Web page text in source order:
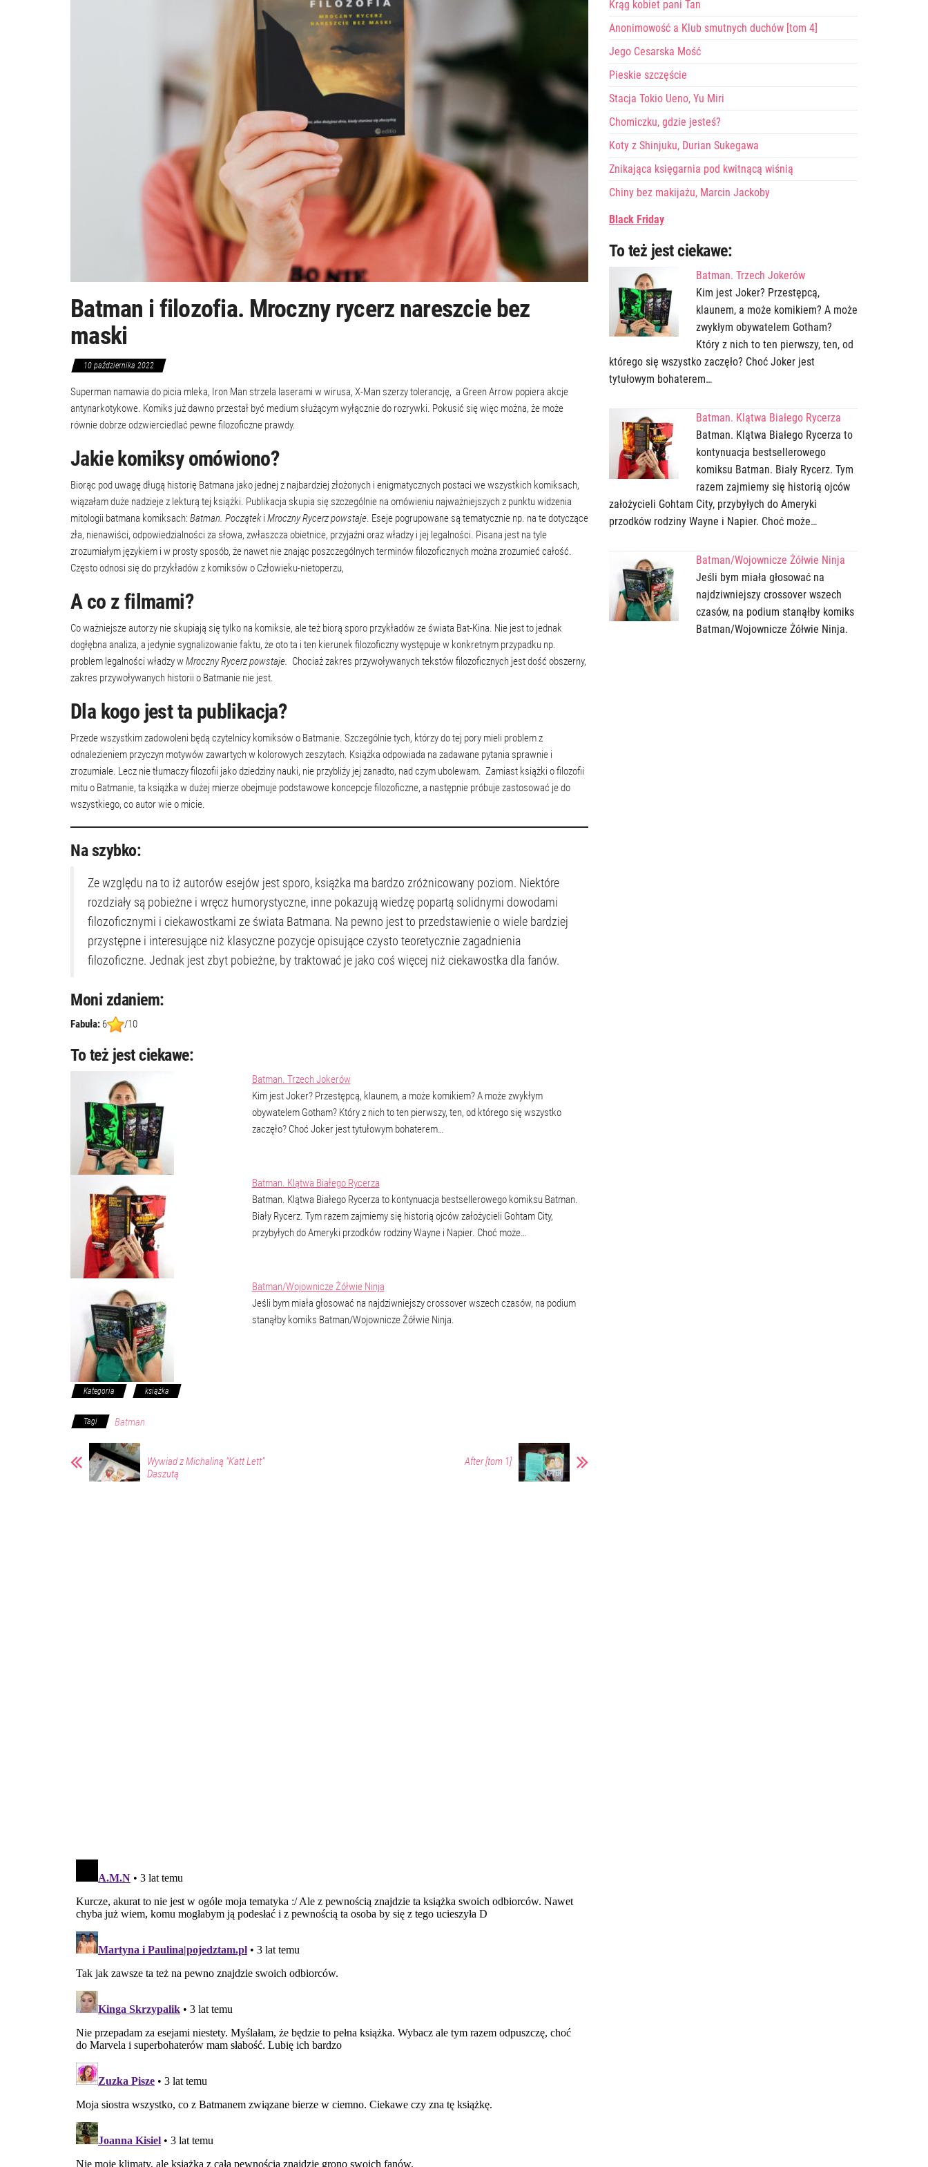
Batman i filozofia. Mroczny rycerz nareszcie bez
maski
10 października 2022
Superman namawia do picia mleka, Iron Man strzela laserami w wirusa, X-Man szerzy tolerancję, a Green Arrow popiera akcje
antynarkotykowe. Komiks już dawno przestał być medium służącym wyłącznie do rozrywki. Pokusić się więc można, że może
równie dobrze odzwierciedlać pewne filozoficzne prawdy.
Jakie komiksy omówiono?
Biorąc pod uwagę długą historię Batmana jako jednej z najbardziej złożonych i enigmatycznych postaci we wszystkich komiksach,
wiązałam duże nadzieje z lekturą tej książki. Publikacja skupia się szczególnie na omówieniu najważniejszych z punktu widzenia
mitologii batmana komiksach:Batman. Począteki Mroczny Rycerzpowstaje. Eseje pogrupowane są tematycznie np. na te dotyczące
zła, nienawiści, odpowiedzialności za słowa, zwłaszcza obietnice, przyjaźni oraz władzy i jej legalności. Pisana jest na tyle
zrozumiałym językiem i w prosty sposób, że nawet nie znając poszczególnych terminów filozoficznych można zrozumieć całość.
Często odnosi się do przykładów z komiksów o Człowieku-nietoperzu,
A co z filmami?
Co ważniejsze autorzy nie skupiają się tylko na komiksie, ale też biorą sporo przykładów ze świata Bat-Kina. Nie jest to jednak
dogłębna analiza, a jedynie sygnalizowanie faktu, że oto ta i ten kierunek filozoficzny występuje w konkretnym przypadku np.
problem legalności władzy wMroczny Rycerz powstaje. Chociaż zakres przywoływanych tekstów filozoficznych jest dość obszerny,
zakres przywoływanych historii o Batmanie nie jest.
Dla kogo jest ta publikacja?
Przede wszystkim zadowoleni będą czytelnicy komiksów o Batmanie. Szczególnie tych, którzy do tej pory mieli problem z
odnalezieniem przyczyn motywów zawartych w kolorowych zeszytach. Książka odpowiada na zadawane pytania sprawnie i
zrozumiale. Lecz nie tłumaczy filozofii jako dziedziny nauki, nie przybliży jej zanadto, nad czym ubolewam. Zamiast książki o filozofii
mitu o Batmanie, ta książka w dużej mierze obejmuje podstawowe koncepcje filozoficzne, a następnie próbuje zastosować je do
wszystkiego, co autor wie o micie.
Na szybko:
Ze względu na to iż autorów esejów jest sporo, książka ma bardzo zróżnicowany poziom. Niektóre
rozdziały są pobieżne i wręcz humorystyczne, inne pokazują wiedzę popartą solidnymi dowodami
filozoficznymi i ciekawostkami ze świata Batmana. Na pewno jest to przedstawienie o wiele bardziej
przystępne i interesujące niż klasyczne pozycje opisujące czysto teoretycznie zagadnienia
filozoficzne. Jednak jest zbyt pobieżne, by traktować je jako coś więcej niż ciekawostka dla fanów.
Moni zdaniem:
Fabuła: 6 /10
To też jest ciekawe:
Batman. Trzech Jokerów
Kim jest Joker? Przestępcą, klaunem, a może komikiem? A może zwykłym
obywatelem Gotham? Który z nich to ten pierwszy, ten, od którego się wszystko
zaczęło? Choć Joker jest tytułowym bohaterem…
Batman. Klątwa Białego Rycerza
Batman. Klątwa Białego Rycerza to kontynuacja bestsellerowego komiksu Batman.
Biały Rycerz. Tym razem zajmiemy się historią ojców założycieli Gohtam City,
przybyłych do Ameryki przodków rodziny Wayne i Napier. Choć może…
Batman/Wojownicze Żółwie Ninja
Jeśli bym miała głosować na najdziwniejszy crossover wszech czasów, na podium
stanąłby komiks Batman/Wojownicze Żółwie Ninja.
Kategoria książka
Tagi Batman
Wywiad z Michaliną “Katt Lett”
Daszutą
After [tom 1]
Krąg kobiet pani Tan
Anonimowość a Klub smutnych duchów [tom 4]
Jego Cesarska Mość
Pieskie szczęście
Stacja Tokio Ueno, Yu Miri
Chomiczku, gdzie jesteś?
Koty z Shinjuku, Durian Sukegawa
Znikająca księgarnia pod kwitnącą wiśnią
Chiny bez makijażu, Marcin Jackoby
Black Friday
To też jest ciekawe:
Batman. Trzech Jokerów
Kim jest Joker? Przestępcą,
klaunem, a może komikiem? A może
zwykłym obywatelem Gotham?
Który z nich to ten pierwszy, ten, od
którego się wszystko zaczęło? Choć Joker jest
tytułowym bohaterem…
Batman. Klątwa Białego Rycerza
Batman. Klątwa Białego Rycerza to
kontynuacja bestsellerowego
komiksu Batman. Biały Rycerz. Tym
razem zajmiemy się historią ojców
założycieli Gohtam City, przybyłych do Ameryki
przodków rodziny Wayne i Napier. Choć może…
Batman/Wojownicze Żółwie Ninja
Jeśli bym miała głosować na
najdziwniejszy crossover wszech
czasów, na podium stanąłby komiks
Batman/Wojownicze Żółwie Ninja.